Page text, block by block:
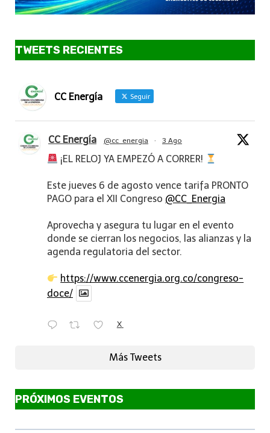
TWEETS RECIENTES
CC Energía Seguir
CC Energía @cc_energia · 3 Ago
¡EL RELOJ YA EMPEZÓ A CORRER!
Este jueves 6 de agosto vence tarifa PRONTO
PAGO para el XII Congreso @CC_Energia
Aprovecha y asegura tu lugar en el evento
donde se cierran los negocios, las alianzas y la
agenda regulatoria del sector.
https://www.ccenergia.org.co/congreso-
doce/
X
Más Tweets
PRÓXIMOS EVENTOS